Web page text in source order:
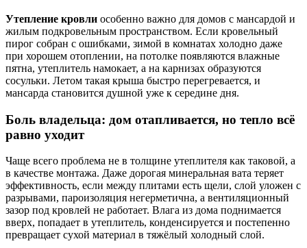
Утепление кровли особенно важно для домов с мансардой и
жилым подкровельным пространством. Если кровельный
пирог собран с ошибками, зимой в комнатах холодно даже
при хорошем отоплении, на потолке появляются влажные
пятна, утеплитель намокает, а на карнизах образуются
сосульки. Летом такая крыша быстро перегревается, и
мансарда становится душной уже к середине дня.
Боль владельца: дом отапливается, но тепло всё
равно уходит
Чаще всего проблема не в толщине утеплителя как таковой, а
в качестве монтажа. Даже дорогая минеральная вата теряет
эффективность, если между плитами есть щели, слой уложен с
разрывами, пароизоляция негерметична, а вентиляционный
зазор под кровлей не работает. Влага из дома поднимается
вверх, попадает в утеплитель, конденсируется и постепенно
превращает сухой материал в тяжёлый холодный слой.